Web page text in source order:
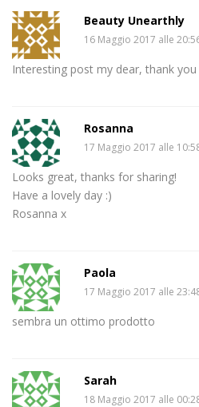
Beauty Unearthly
16 Maggio 2017 alle
Interesting post my dear, thank
Rosanna
17 Maggio 2017 alle
Looks great, thanks for sharing!
Have a lovely day :)
Rosanna x
Paola
17 Maggio 2017 alle
sembra un ottimo prodotto
Sarah
18 Maggio 2017 alle